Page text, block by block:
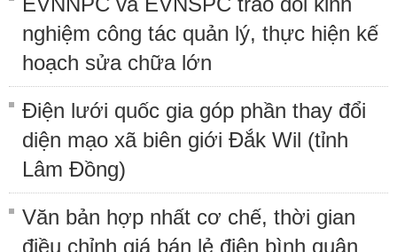
nghiệm công tác quản lý, thực hiện kế
hoạch sửa chữa lớn
Điện lưới quốc gia góp phần thay đổi
diện mạo xã biên giới Đắk Wil (tỉnh
Lâm Đồng)
Văn bản hợp nhất cơ chế, thời gian
điều chỉnh giá bán lẻ điện bình quân